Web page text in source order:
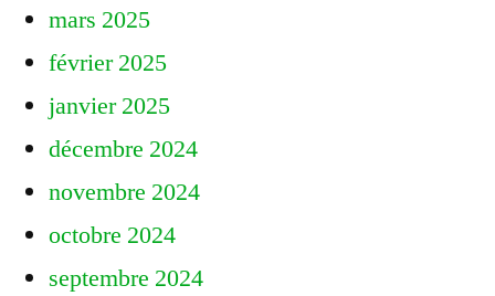
mars 2025
février 2025
janvier 2025
décembre 2024
novembre 2024
octobre 2024
septembre 2024